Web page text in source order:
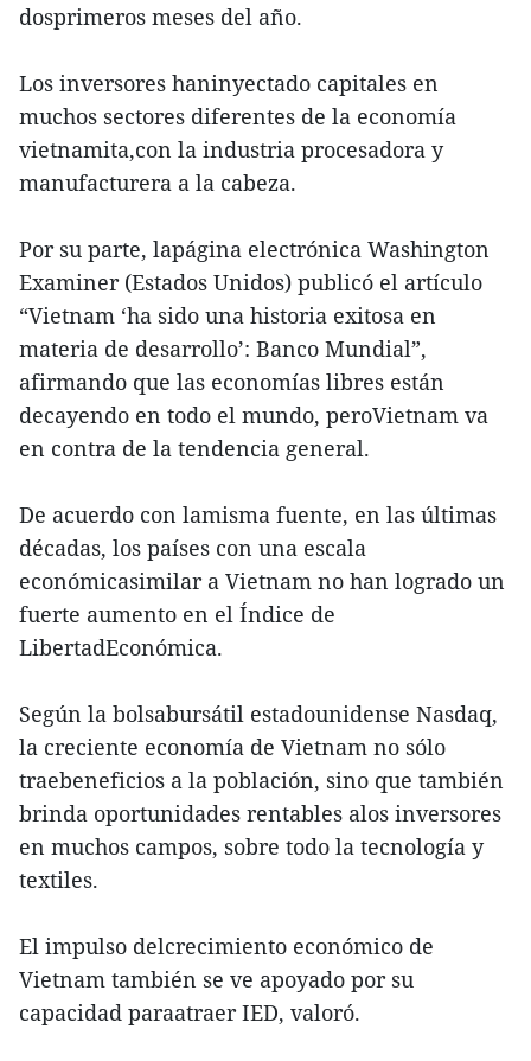
dosprimeros meses del año.
Los inversores haninyectado capitales en
muchos sectores diferentes de la economía
vietnamita,con la industria procesadora y
manufacturera a la cabeza.
Por su parte, lapágina electrónica Washington
Examiner (Estados Unidos) publicó el artículo
“Vietnam ‘ha sido una historia exitosa en
materia de desarrollo’: Banco Mundial”,
afirmando que las economías libres están
decayendo en todo el mundo, peroVietnam va
en contra de la tendencia general.
De acuerdo con lamisma fuente, en las últimas
décadas, los países con una escala
económicasimilar a Vietnam no han logrado un
fuerte aumento en el Índice de
LibertadEconómica.
Según la bolsabursátil estadounidense Nasdaq,
la creciente economía de Vietnam no sólo
traebeneficios a la población, sino que también
brinda oportunidades rentables alos inversores
en muchos campos, sobre todo la tecnología y
textiles.
El impulso delcrecimiento económico de
Vietnam también se ve apoyado por su
capacidad paraatraer IED, valoró.